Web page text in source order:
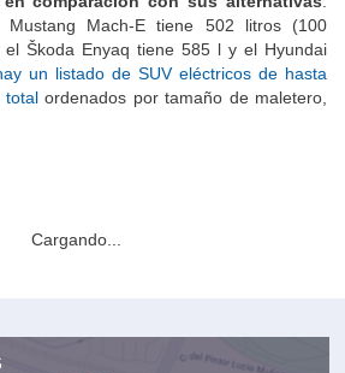
comparación con sus alternativas.
Mach-E tiene 502 litros (100
Škoda Enyaq tiene 585 l y el Hyundai
un listado de SUV eléctricos de hasta